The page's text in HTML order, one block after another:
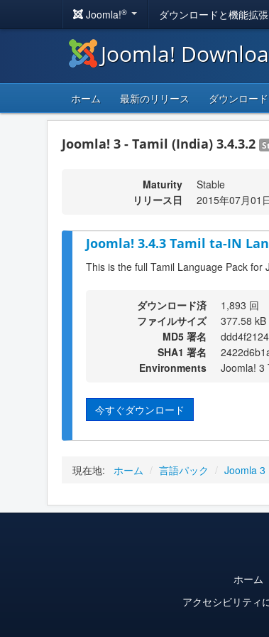
Joomla!® ダウンロードと機能拡張
Joomla!
ホーム 最新のリリース ダウンロード
Joomla! 3 - Tamil (India) 3.4.3.2
Maturity
Stable
リリース日
2015年07月01
Joomla! 3.4.3 Tamil ta-IN
This is the full Tamil Language Pack for
ダウンロード済
1,893 回
ファイルサイズ
377.58 kB
MD5 署名
SHA1 署名
Environments
Joomla! 3
今すぐダウンロード
現在地: ホーム / 言語パック / Joomla 3
ホーム
アクセシビリティ